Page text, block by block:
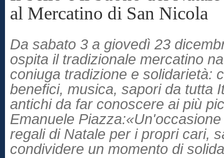
al Mercatino di San Nicola
Da sabato 3 a giovedì 23
ospita il tradizionale mercatino
coniuga tradizione e solidarietà:
benefici, musica, sapori da tutta
antichi da far conoscere ai più
Emanuele
regali di Natale per i propri cari,
condividere un momento di